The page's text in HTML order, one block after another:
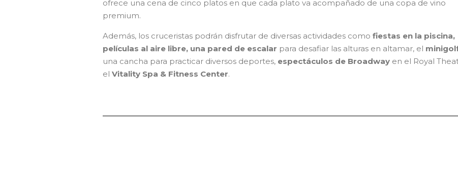
ofrece una cena de cinco platos en que cada plato va acompañado de una copa de vino
premium.
Además, los cruceristas podrán disfrutar de diversas actividades como fiestas en la piscina,
películas al aire libre, una pared de escalar para desafiar las alturas en altamar, el
una cancha para practicar diversos deportes, espectáculos de Broadway en el Royal
el Vitality Spa & Fitness Center.